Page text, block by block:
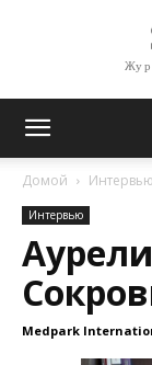
Домой Интервью
Интервью
Medpark